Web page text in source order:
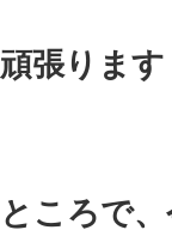
頑張ります
ところで